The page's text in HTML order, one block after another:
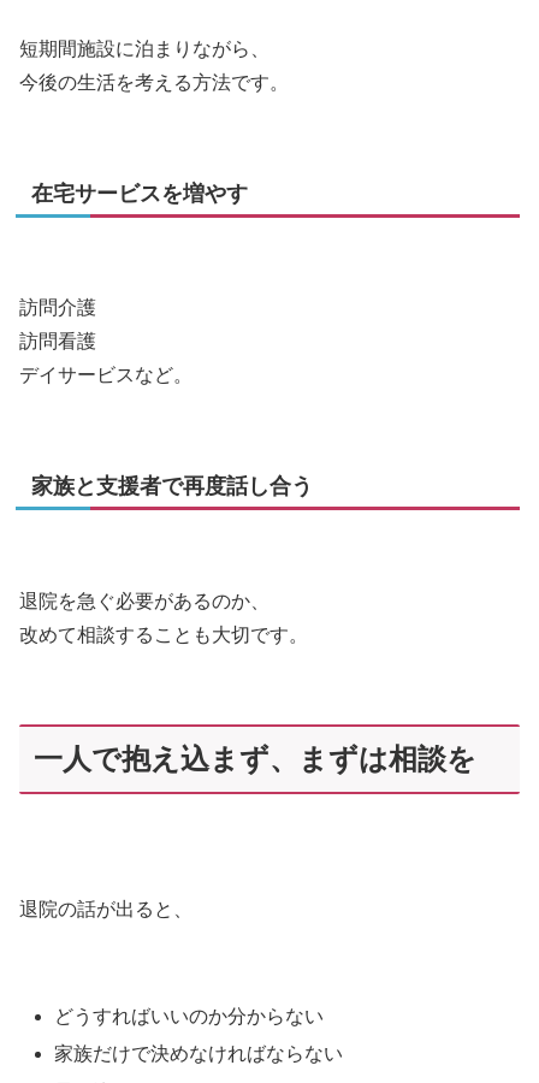
短期間施設に泊まりながら、
今後の生活を考える方法です。
在宅サービスを増やす
訪問介護
訪問看護
デイサービスなど。
家族と支援者で再度話し合う
退院を急ぐ必要があるのか、
改めて相談することも大切です。
一人で抱え込まず、まずは相談を
退院の話が出ると、
どうすればいいのか分からない
家族だけで決めなければならない